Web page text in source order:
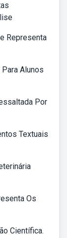
Representa
Alunos
Por
Textuais
Os
Científica.